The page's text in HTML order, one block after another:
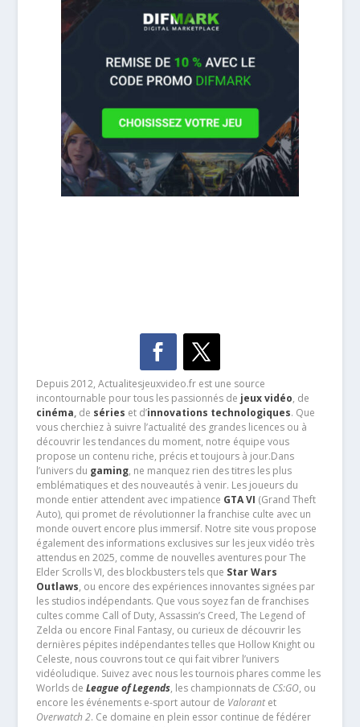
Depuis 2012, Actualitesjeuxvideo.fr est une source
incontournable pour tous les passionnés de jeux vidéo, de
cinéma,de séries et d’innovations technologiques. Que
vous cherchiez à suivre l’actualité des grandes licences ou à
découvrir les tendances du moment, notre équipe vous
propose un contenu riche, précis et toujours à jour.Dans
l’univers du gaming, ne manquez rien des titres les plus
emblématiques et des nouveautés à venir. Les joueurs du
monde entier attendent avec impatience GTA VI (Grand Theft
Auto), qui promet de révolutionner la franchise culte avec un
monde ouvert encore plus immersif. Notre site vous propose
également des informations exclusives sur les jeux vidéo très
attendus en 2025, comme de nouvelles aventures pour The
Elder Scrolls VI, des blockbusters tels que Star Wars
Outlaws, ou encore des expériences innovantes signées par
les studios indépendants. Que vous soyez fan de franchises
cultes comme Call of Duty, Assassin’s Creed, The Legend of
Zelda ou encore Final Fantasy, ou curieux de découvrir les
dernières pépites indépendantes telles que Hollow Knight ou
Celeste, nous couvrons tout ce qui fait vibrer l’univers
vidéoludique. Suivez avec nous les tournois phares comme les
Worlds de League of Legends, les championnats de CS:GO, ou
encore les événements e-sport autour de Valorantet
Overwatch 2. Ce domaine en plein essor continue de fédérer